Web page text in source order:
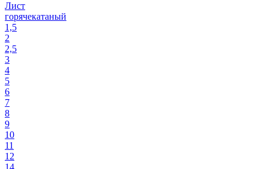
Лист
горячекатаный
1,5
2
2,5
3
4
5
6
7
8
9
10
11
12
14